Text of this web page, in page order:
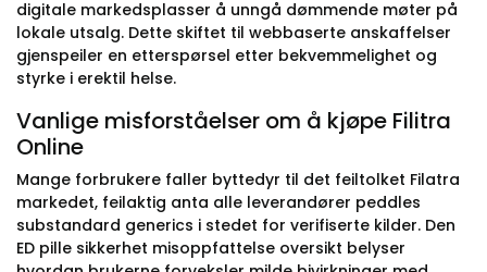
digitale markedsplasser å unngå dømmende møter på
lokale utsalg. Dette skiftet til webbaserte anskaffelser
gjenspeiler en etterspørsel etter bekvemmelighet og
styrke i erektil helse.
Vanlige misforståelser om å kjøpe Filitra
Online
Mange forbrukere faller byttedyr til det feiltolket Filatra
markedet, feilaktig anta alle leverandører peddles
substandard generics i stedet for verifiserte kilder. Den
ED pille sikkerhet misoppfattelse oversikt belyser